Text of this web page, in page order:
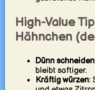
High-Value
Hähnchen
Dünn schneiden
bleibt saftiger.
Kräftig würzen: